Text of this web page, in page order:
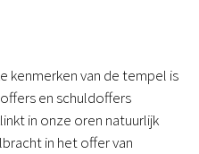
kenmerken van de tempel is
en schuldoffers
in onze oren natuurlijk
in het offer van